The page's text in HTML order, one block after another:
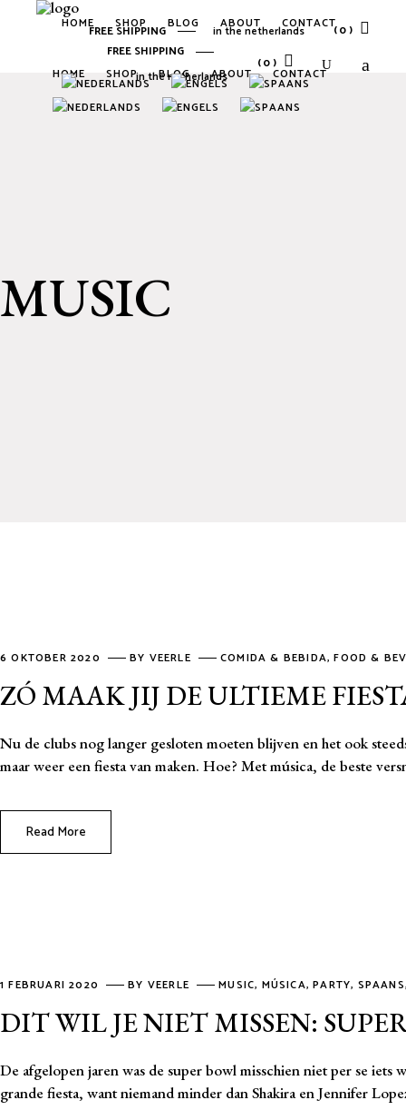
HOME SHOP BLOG ABOUT CONTACT
FREE SHIPPING
in the netherlands
(0)
HOME SHOP BLOG ABOUT CONTACT
FREE SHIPPING in the netherlands (0)
No products in the cart.
MUSIC
6 OKTOBER 2020 BY VEERLE COMIDA & BEBIDA,FOOD &
ZÓ MAAK JIJ DE ULTIEME
Nu de clubs nog langer gesloten moeten blijven en het ook
maar weer een fiesta van maken. Hoe? Met música, de beste
Read More
1 FEBRUARI 2020 BY VEERLE MUSIC, MÚSICA,PARTY, SPAANS
DIT WIL JE NIET MISSEN:
De afgelopen jaren was de super bowl misschien niet per se
grande fiesta, want niemand minder dan Shakira en Jennifer